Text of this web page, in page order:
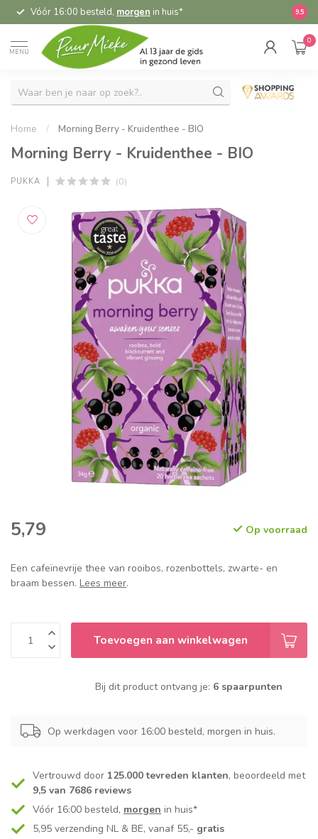
Vóór 16:00 besteld, morgen in huis* 9.5
MENU
0
Home / Morning Berry - Kruidenthee - BIO
Morning Berry - Kruidenthee - BIO
PUKKA (0)
5,79 Op voorraad
Een cafeïnevrije thee van rooibos, rozenbottels, zwarte- en
braam bessen. Lees meer.
Toevoegen aan winkelwagen
Bij dit product ontvang je: 6 spaarpunten
Op werkdagen voor 16:00 besteld, morgen in huis.
Vertrouwd door 125.000 tevreden klanten, beoordeeld met
9,5 van 7686 reviews
Vóór 16:00 besteld, morgen in huis*
5,95 verzending NL & BE, vanaf 55,- gratis